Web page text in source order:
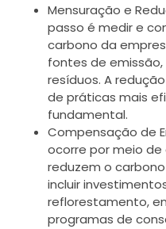
Mensuração e
passo é medir e
carbono da
fontes de
resíduos. A
de práticas mais
fundamental.
Compensação de
ocorre por meio
reduzem o
incluir
reflorestamento,
programas de